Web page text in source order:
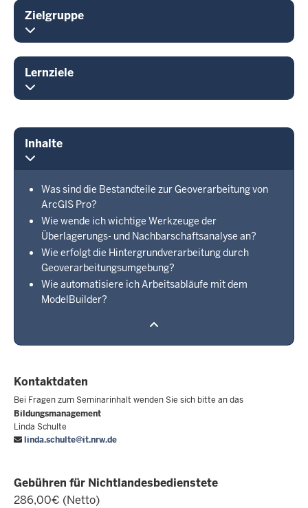
Zielgruppe
Lernziele
Inhalte
Was sind die Bestandteile zur Geoverarbeitung von
ArcGIS Pro?
Wie wende ich wichtige Werkzeuge der
Überlagerungs- und Nachbarschaftsanalyse an?
Wie erfolgt die Hintergrundverarbeitung durch
Geoverarbeitungsumgebung?
Wie automatisiere ich Arbeitsabläufe mit dem
ModelBuilder?
Kontaktdaten
Bei Fragen zum Seminarinhalt wenden Sie sich bitte an das
Bildungsmanagement
Linda Schulte
linda.schulte@it.nrw.de
Gebühren für Nichtlandesbedienstete
286,00€ (Netto)